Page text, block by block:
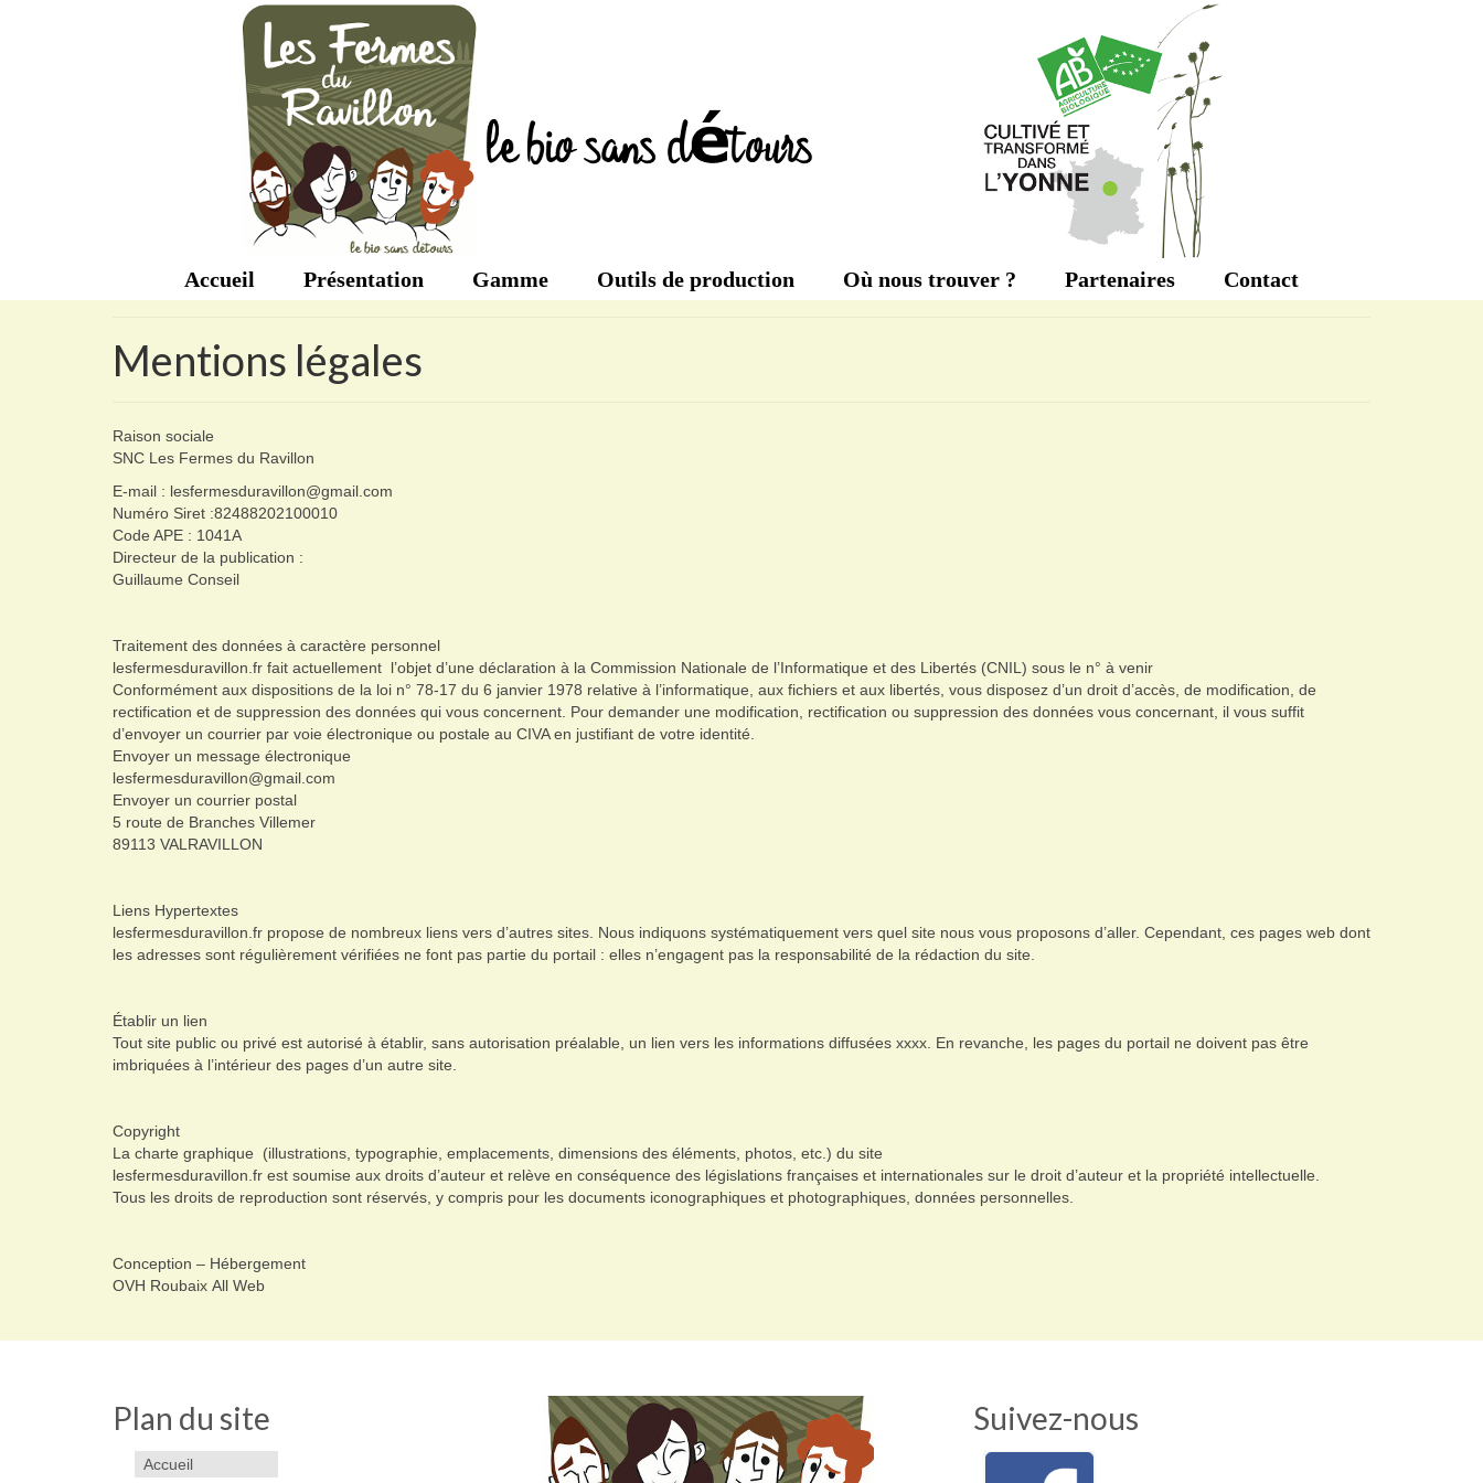
Accueil Présentation Gamme Outils de production Où nous trouver ? Partenaires Contact
Mentions légales
Raison sociale
SNC Les Fermes du Ravillon
E-mail : lesfermesduravillon@gmail.com
Numéro Siret :82488202100010
Code APE : 1041A
Directeur de la publication :
Guillaume Conseil
Traitement des données à caractère personnel
lesfermesduravillon.fr fait actuellement l’objet d’une déclaration à la Commission Nationale de l’Informatique et des Libertés (CNIL) sous le n° à venir
Conformément aux dispositions de la loi n° 78-17 du 6 janvier 1978 relative à l’informatique, aux fichiers et aux libertés, vous disposez d’un droit d’accès, de modification, de
rectification et de suppression des données qui vous concernent. Pour demander une modification, rectification ou suppression des données vous concernant, il vous suffit
d’envoyer un courrier par voie électronique ou postale au CIVA en justifiant de votre identité.
Envoyer un message électronique
lesfermesduravillon@gmail.com
Envoyer un courrier postal
5 route de Branches Villemer
89113 VALRAVILLON
Liens Hypertextes
lesfermesduravillon.fr propose de nombreux liens vers d’autres sites. Nous indiquons systématiquement vers quel site nous vous proposons d’aller. Cependant, ces pages web dont
les adresses sont régulièrement vérifiées ne font pas partie du portail : elles n’engagent pas la responsabilité de la rédaction du site.
Établir un lien
Tout site public ou privé est autorisé à établir, sans autorisation préalable, un lien vers les informations diffusées xxxx. En revanche, les pages du portail ne doivent pas être
imbriquées à l’intérieur des pages d’un autre site.
Copyright
La charte graphique (illustrations, typographie, emplacements, dimensions des éléments, photos, etc.) du site
lesfermesduravillon.fr est soumise aux droits d’auteur et relève en conséquence des législations françaises et internationales sur le droit d’auteur et la propriété intellectuelle.
Tous les droits de reproduction sont réservés, y compris pour les documents iconographiques et photographiques, données personnelles.
Conception – Hébergement
OVH Roubaix All Web
Plan du site
Accueil
Suivez-nous